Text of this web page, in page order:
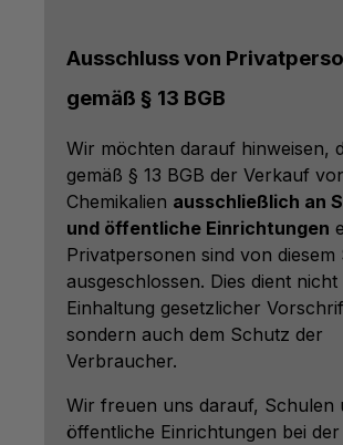
Ausschluss von
gemäß § 13 BGB
Wir möchten darauf hinweisen,
gemäß § 13 BGB der Verkauf
Chemikalien ausschließlich an
und öffentliche Einrichtungen
Privatpersonen sind von diesem
ausgeschlossen. Dies dient
Einhaltung gesetzlicher
sondern auch dem Schutz der
Verbraucher.
Wir freuen uns darauf, Schulen
öffentliche Einrichtungen bei der